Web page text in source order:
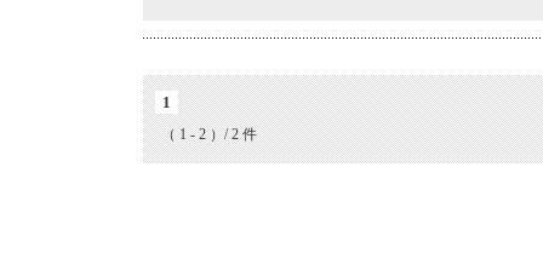
1
（ 1 - 2 ）/ 2 件